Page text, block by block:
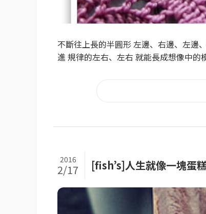
不斷往上長的半圓形 左邊、右邊、左邊
進 規律的左右、左右 就能長成想像中的
[fish’s]人生就像一塊蛋
2016
2/17